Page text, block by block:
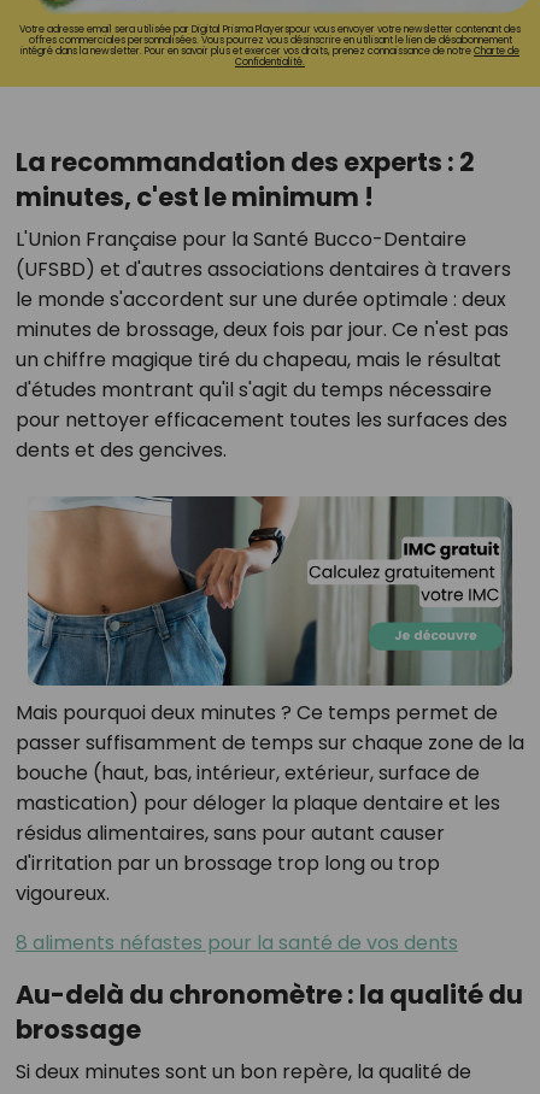
Votre adresse email sera utilisée par Digital Prisma Playerspour vous envoyer votre newsletter contenant des
offres commerciales personnalisées. Vous pourrez vous désinscrire en utilisant le lien de désabonnement
intégré dans la newsletter. Pour en savoir plus et exercer vos droits, prenez connaissance de notreCharte de
Confidentialité.
La recommandation des experts : 2
minutes, c'est le minimum !
L'Union Française pour la Santé Bucco-Dentaire
(UFSBD) et d'autres associations dentaires à travers
le monde s'accordent sur une durée optimale : deux
minutes de brossage, deux fois par jour. Ce n'est pas
un chiffre magique tiré du chapeau, mais le résultat
d'études montrant qu'il s'agit du temps nécessaire
pour nettoyer efficacement toutes les surfaces des
dents et des gencives.
Mais pourquoi deux minutes ? Ce temps permet de
passer suffisamment de temps sur chaque zone de la
bouche (haut, bas, intérieur, extérieur, surface de
mastication) pour déloger la plaque dentaire et les
résidus alimentaires, sans pour autant causer
d'irritation par un brossage trop long ou trop
vigoureux.
8 aliments néfastes pour la santé de vos dents
Au-delà du chronomètre : la qualité du
brossage
Si deux minutes sont un bon repère, la qualité de